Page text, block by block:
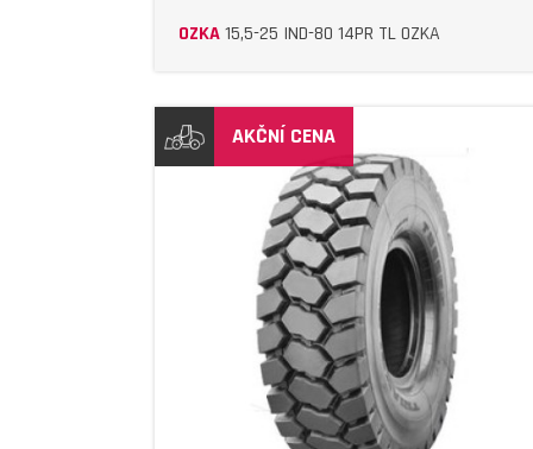
OZKA15,5-25 IND-80 14PR TL OZKA
AKČNÍ CENA
DETAIL